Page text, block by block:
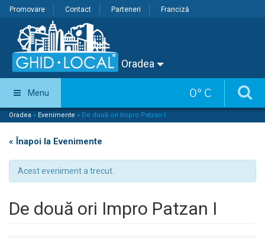
Promovare Contact Parteneri Franciză
Oradea
0° C
Menu
Oradea » Evenimente » De două ori Impro Patzan I
« Înapoi la Evenimente
Acest eveniment a trecut.
De două ori Impro Patzan I